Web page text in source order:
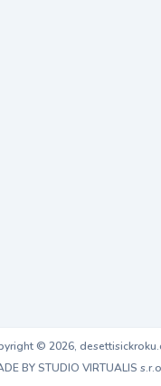
© 2026,
BY STUDIO VIRTUALIS